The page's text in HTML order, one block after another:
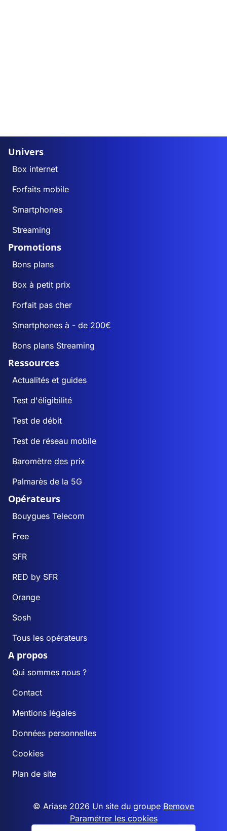
Univers
Box internet
Forfaits mobile
Smartphones
Streaming
Promotions
Bons plans
Box à petit prix
Forfait pas cher
Smartphones à - de 200€
Bons plans Streaming
Ressources
Actualités et guides
Test d'éligibilité
Test de débit
Test de réseau mobile
Baromètre des prix
Palmarès de la 5G
Opérateurs
Bouygues Telecom
Free
SFR
RED by SFR
Orange
Sosh
Tous les opérateurs
A propos
Qui sommes nous ?
Contact
Mentions légales
Données personnelles
Cookies
Plan de site
© Ariase 2026 Un site du groupe Bemove
Paramétrer les cookies